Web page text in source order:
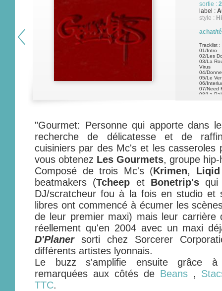
sortie :
label :
style :
achat/
Tracklist :
01/Intro
02/Les
03/La
Virus
04/
05/Le
06/
07/Need
08/La
"Gourmet: Personne qui apporte dans
recherche de délicatesse et de
cuisiniers par des Mc's et les casseroles
vous obtenez Les Gourmets, groupe
Composé de trois Mc's (Krimen, Liqid
beatmakers (Tcheep et Bonetrip's qui
DJ/scratcheur fou à la fois en studio et
libres ont commencé à écumer les
de leur premier maxi) mais leur carrière
réellement qu'en 2004 avec un maxi
D'Planersorti chez Sorcerer
différents artistes lyonnais.
Le buzz s'amplifie ensuite grâce à
remarquées aux côtés de Beans,
TTC.